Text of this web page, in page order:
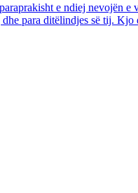
e ndiej nevojën
para ditëlindjes së tij.